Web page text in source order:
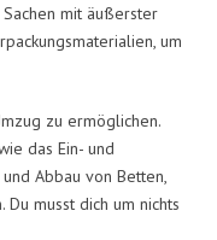
mit äußerster
um
zu ermöglichen.
das Ein- und
Abbau von Betten,
musst dich um nichts